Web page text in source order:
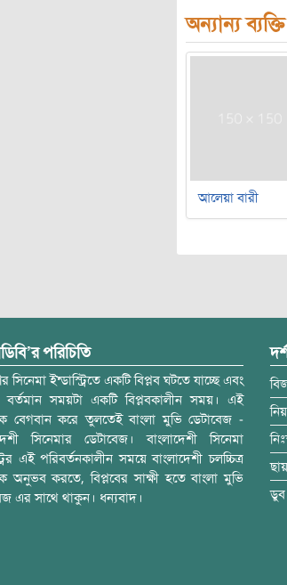
অন্যান্য ব্যক্তি
আলেয়া বারী
পরিচিতি
সিনেমা ইন্ডাস্ট্রিতে একটি বিপ্লব ঘটতে যাচ্ছে এবং
সময়টা একটি বিপ্লবকালীন সময়। এই
বেগবান করে তুলতেই বাংলা মুভি ডেটাবেজ -
সিনেমার ডেটাবেজ। বাংলাদেশী সিনেমা
এই পরিবর্তনকালীন সময়ে বাংলাদেশী চলচ্চিত্র
অনুভব করতে, বিপ্লবের সাক্ষী হতে বাংলা মুভি
এর সাথে থাকুন। ধন্যবাদ।
ডুব